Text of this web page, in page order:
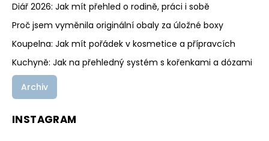
Diář 2026: Jak mít přehled o rodině, práci i sobě
Proč jsem vyměnila originální obaly za úložné boxy
Koupelna: Jak mít pořádek v kosmetice a přípravcích
Kuchyně: Jak na přehledný systém s kořenkami a dózami
Archiv
INSTAGRAM